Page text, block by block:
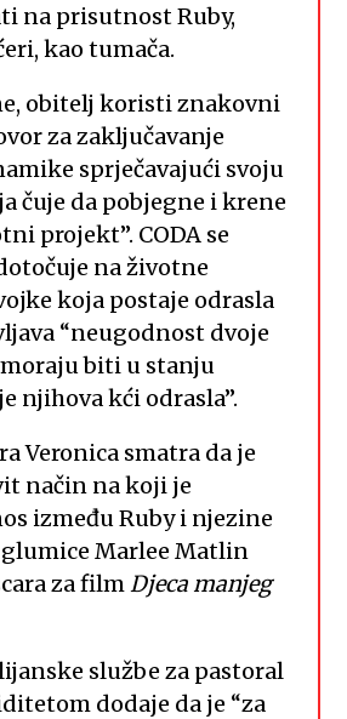
na prisutnost Ruby,
kao tumača.
obitelj koristi znakovni
za zaključavanje
sprječavajući svoju
čuje da pobjegne i krene
projekt”. CODA se
na životne
koja postaje odrasla
“neugodnost dvoje
biti u stanju
njihova kći odrasla”.
Veronica smatra da je
način na koji je
između Ruby i njezine
Marlee Matlin
za filmDjeca manjeg
službe za pastoral
dodaje da je “za